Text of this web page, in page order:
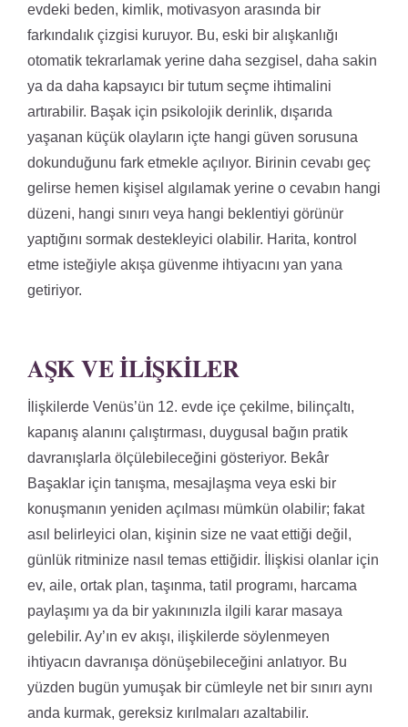
evdeki beden, kimlik, motivasyon arasında bir
farkındalık çizgisi kuruyor. Bu, eski bir alışkanlığı
otomatik tekrarlamak yerine daha sezgisel, daha sakin
ya da daha kapsayıcı bir tutum seçme ihtimalini
artırabilir. Başak için psikolojik derinlik, dışarıda
yaşanan küçük olayların içte hangi güven sorusuna
dokunduğunu fark etmekle açılıyor. Birinin cevabı geç
gelirse hemen kişisel algılamak yerine o cevabın hangi
düzeni, hangi sınırı veya hangi beklentiyi görünür
yaptığını sormak destekleyici olabilir. Harita, kontrol
etme isteğiyle akışa güvenme ihtiyacını yan yana
getiriyor.
AŞK VE İLIŞKILER
İlişkilerde Venüs’ün 12. evde içe çekilme, bilinçaltı,
kapanış alanını çalıştırması, duygusal bağın pratik
davranışlarla ölçülebileceğini gösteriyor. Bekâr
Başaklar için tanışma, mesajlaşma veya eski bir
konuşmanın yeniden açılması mümkün olabilir; fakat
asıl belirleyici olan, kişinin size ne vaat ettiği değil,
günlük ritminize nasıl temas ettiğidir. İlişkisi olanlar için
ev, aile, ortak plan, taşınma, tatil programı, harcama
paylaşımı ya da bir yakınınızla ilgili karar masaya
gelebilir. Ay’ın ev akışı, ilişkilerde söylenmeyen
ihtiyacın davranışa dönüşebileceğini anlatıyor. Bu
yüzden bugün yumuşak bir cümleyle net bir sınırı aynı
anda kurmak, gereksiz kırılmaları azaltabilir.